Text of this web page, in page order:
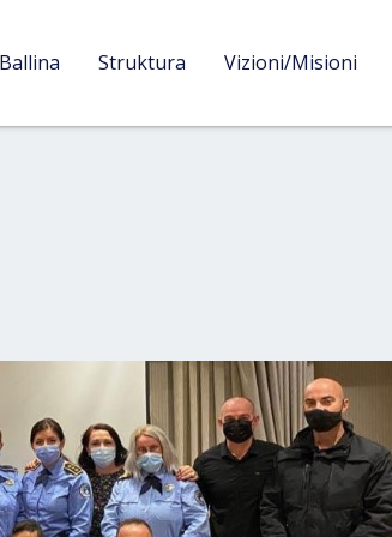
Ballina Struktura Vizioni/Misioni